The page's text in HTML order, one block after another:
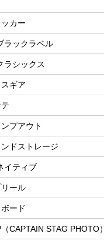
ドボトル
ヒー&ミル
ー
チョンマット
チボックス
ニックセット
ール、他
セサリー
車ウェア
ローティングベスト
ルメット
エアーポンプ
ンター
寒ウェア
ール&アクセサリー
ッキング
トレッキングステッキ
レッキングアクセサリー
イグッズ
ルネス
ッカー
ラックラベル
ラシックス
ギア
プアウト
ンドストレージ
イティブ
ール
ード
CAPTAIN STAG PHOTO）